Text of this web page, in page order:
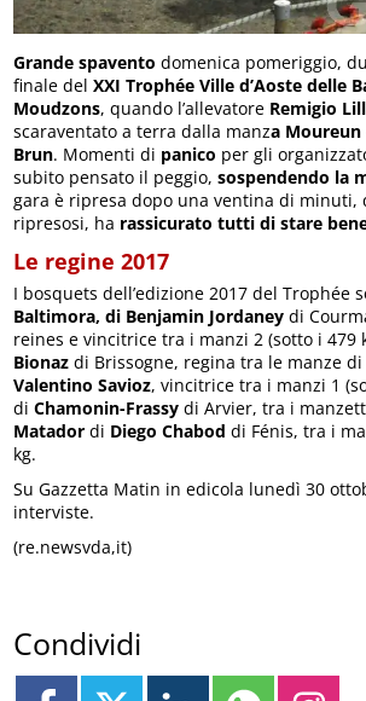
Grande spavento domenica pomeriggio,
finale del XXI Trophée Ville d’Aoste delle
Moudzons, quando l’allevatore Remigio
scaraventato a terra dalla manza
Brun. Momenti di panico per gli
subito pensato il peggio,sospendendo la
gara è ripresa dopo una ventina di minuti,
ripresosi, ha rassicurato tutti di stare
Le regine 2017
I bosquets dell’edizione 2017 del Trophée
Baltimora, di Benjamin Jordaney di
reines e vincitrice tra i manzi 2 (sotto i 479
Bionaz di Brissogne, regina tra le manze
Valentino Savioz, vincitrice tra i manzi 1
diChamonin-Frassy di Arvier, tra i
Matador di Diego Chabod di Fénis, tra i
kg.
Su Gazzetta Matin in edicola lunedì 30
interviste.
(re.newsvda,it)
Condividi